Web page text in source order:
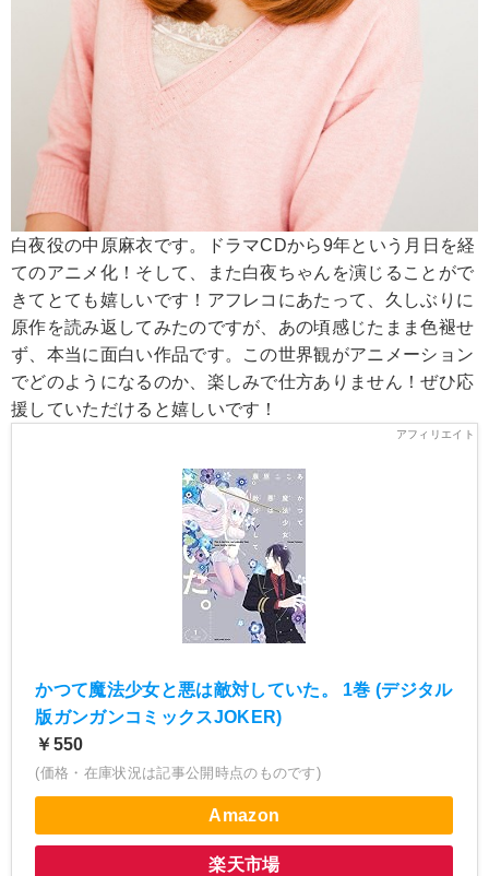
白夜役の中原麻衣です。ドラマCDから9年という月日を経
てのアニメ化！そして、また白夜ちゃんを演じることがで
きてとても嬉しいです！アフレコにあたって、久しぶりに
原作を読み返してみたのですが、あの頃感じたまま色褪せ
ず、本当に面白い作品です。この世界観がアニメーション
でどのようになるのか、楽しみで仕方ありません！ぜひ応
援していただけると嬉しいです！
かつて魔法少女と悪は敵対していた。 1巻 (デジタル
版ガンガンコミックスJOKER)
￥550
(価格・在庫状況は記事公開時点のものです)
Amazon
楽天市場